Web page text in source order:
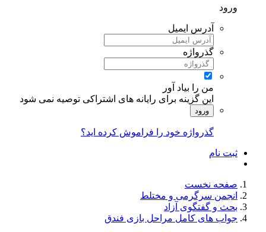
ورود
آدرس ایمیل
گذرواژه
من را بیاد آور
این گزینه برای رایانه های اشتراکی توصیه نمی شود
ورود
گذرواژه خود را فراموش کرده اید؟
ثبت نام
صفحه نخست
انجمن سرگرمی و مختلط
بحث و گفتگوی آزاد
جواب های کامل مراحل بازی فندق